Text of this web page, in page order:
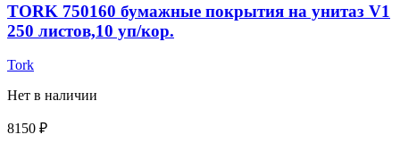
TORK 750160 бумажные покрытия на унитаз V1
250 листов,10 уп/кор.
Tork
Нет в наличии
8150 ₽